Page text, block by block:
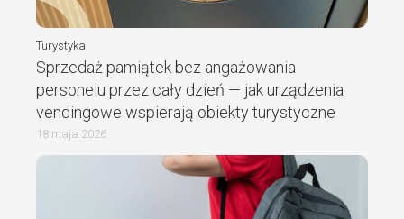
Turystyka
Sprzedaż pamiątek bez angażowania
personelu przez cały dzień — jak urządzenia
vendingowe wspierają obiekty turystyczne
18 maja 2026